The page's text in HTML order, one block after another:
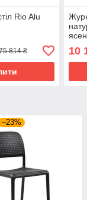
Rio Alu
814 ₴ 10
–23%